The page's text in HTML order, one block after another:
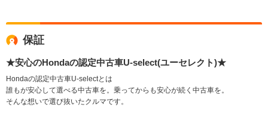
保証
★安心のHondaの認定中古車U-select(ユーセレクト)★
Hondaの認定中古車U-selectとは
誰もが安心して選べる中古車を。乗ってからも安心が続く中古車を。
そんな想いで選び抜いたクルマです。